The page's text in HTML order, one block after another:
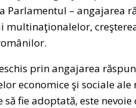
– angajarea
multinaţionalelor,
prin angajarea
economice şi sociale
să fie adoptată, este